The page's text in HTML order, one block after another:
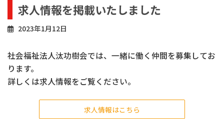
求人情報を掲載いたしました
2023年1月12日
社会福祉法人汰功樹会では、一緒に働く仲間を募集してお
ります。
詳しくは求人情報をご覧ください。
求人情報はこちら